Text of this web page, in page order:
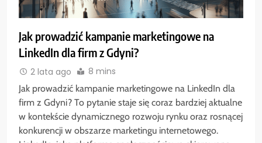
Jak prowadzić kampanie marketingowe na
LinkedIn dla firm z Gdyni?
2 lata ago 8 mins
Jak prowadzić kampanie marketingowe na LinkedIn dla
firm z Gdyni? To pytanie staje się coraz bardziej aktualne
w kontekście dynamicznego rozwoju rynku oraz rosnącej
konkurencji w obszarze marketingu internetowego.